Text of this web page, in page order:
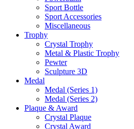
Sport Bottle
Sport Accessories
Miscellaneous
Trophy
Crystal Trophy
Metal & Plastic Trophy
Pewter
Sculpture 3D
Medal
Medal (Series 1)
Medal (Series 2)
Plaque & Award
Crystal Plaque
Crystal Award